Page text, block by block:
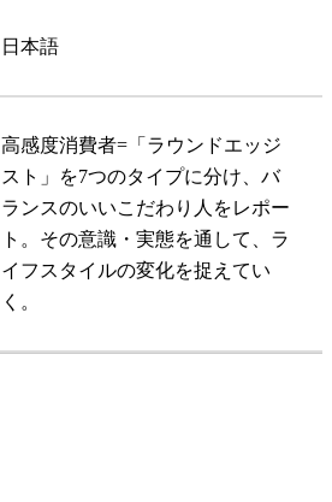
日本語
高感度消費者=「ラウンドエッジ
スト」を7つのタイプに分け、バ
ランスのいいこだわり人をレポー
ト。その意識・実態を通して、ラ
イフスタイルの変化を捉えてい
く。